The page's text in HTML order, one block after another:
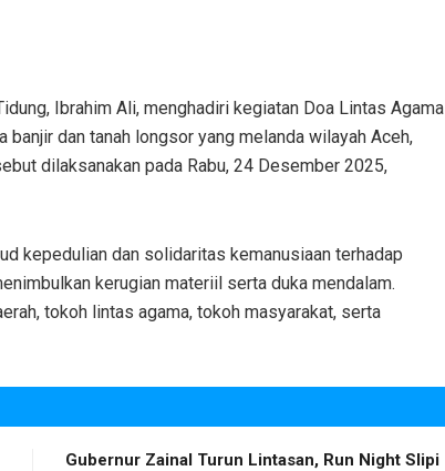
Ibrahim Ali, menghadiri kegiatan Doa Lintas Agama
dan tanah longsor yang melanda wilayah Aceh,
dilaksanakan pada Rabu, 24 Desember 2025,
kepedulian dan solidaritas kemanusiaan terhadap
kerugian materiil serta duka mendalam.
tokoh lintas agama, tokoh masyarakat, serta
Gubernur Zainal Turun Lintasan, Run Night Slipi